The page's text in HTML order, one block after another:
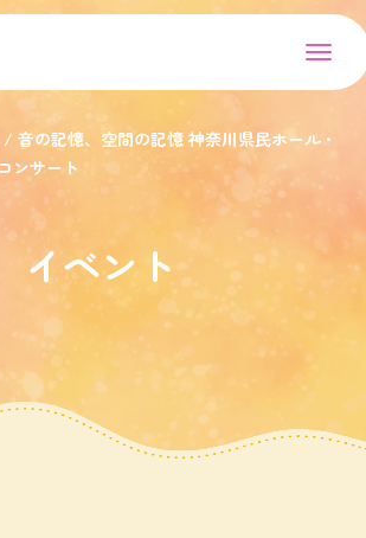
音の記憶、空間の記憶 神奈川県民ホール・
ンサート
イベント